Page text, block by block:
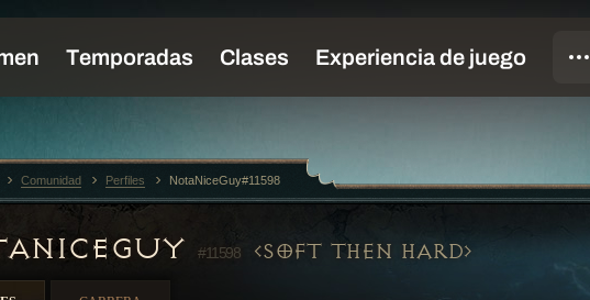
#11598 SOFT THEN HARD
Comunidad Perfiles NotaNiceGuy#11598